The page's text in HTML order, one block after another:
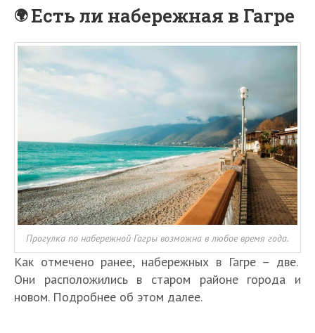
Есть ли набережная в Гагре
Прогулка по набережной Гагры возможна в любое время года.
Как отмечено ранее, набережных в Гагре – две.
Они расположились в старом районе города и
новом. Подробнее об этом далее.